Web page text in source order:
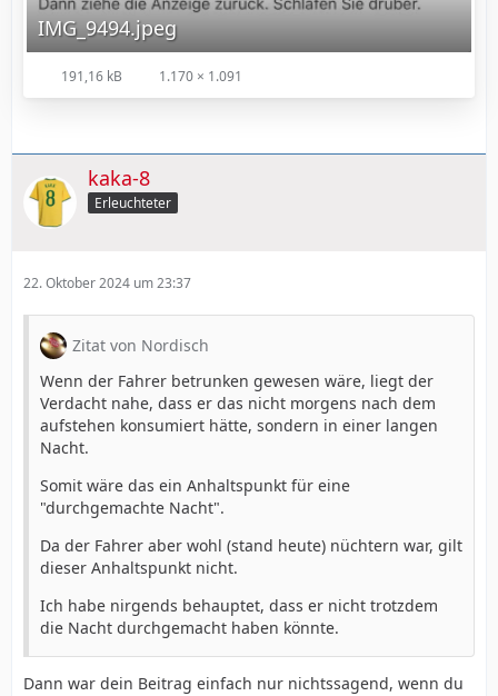
IMG_9494.jpeg
191,16 kB 1.170 × 1.091
kaka-8
Erleuchteter
22. Oktober 2024 um 23:37
Zitat von Nordisch
Wenn der Fahrer betrunken gewesen wäre, liegt der
Verdacht nahe, dass er das nicht morgens nach dem
aufstehen konsumiert hätte, sondern in einer langen
Nacht.
Somit wäre das ein Anhaltspunkt für eine
"durchgemachte Nacht".
Da der Fahrer aber wohl (stand heute) nüchtern war, gilt
dieser Anhaltspunkt nicht.
Ich habe nirgends behauptet, dass er nicht trotzdem
die Nacht durchgemacht haben könnte.
Dann war dein Beitrag einfach nur nichtssagend, wenn du